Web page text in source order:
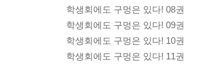
학생회에도 구멍은 있다! 08권
학생회에도 구멍은 있다! 09권
학생회에도 구멍은 있다! 10권
학생회에도 구멍은 있다! 11권